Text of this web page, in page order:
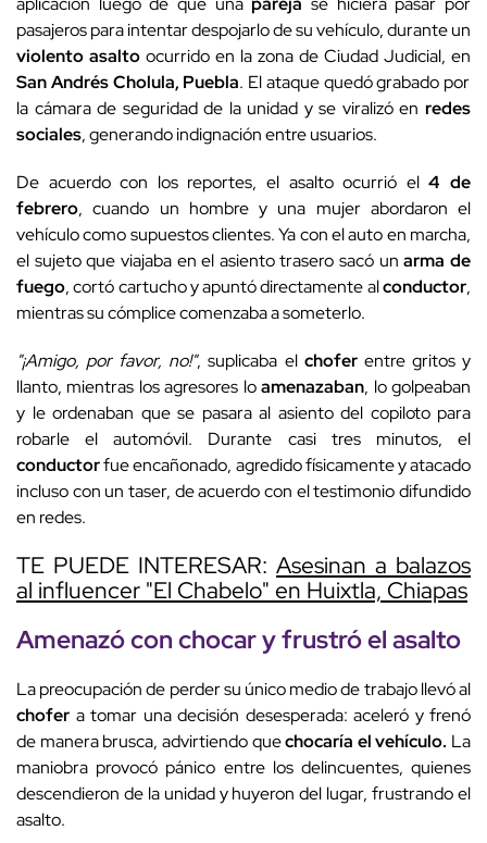
pasajeros para intentar despojarlo de su vehículo, durante un
violento asalto ocurrido en la zona de Ciudad Judicial, en
San Andrés Cholula, Puebla. El ataque quedó grabado por
la cámara de seguridad de la unidad y se viralizó en redes
sociales, generando indignación entre usuarios.
De acuerdo con los reportes, el asalto ocurrió el4 de
febrero, cuando un hombre y una mujer abordaron el
vehículo como supuestos clientes. Ya con el auto en marcha,
el sujeto que viajaba en el asiento trasero sacó unarma de
fuego, cortó cartucho y apuntó directamente alconductor,
mientras su cómplice comenzaba a someterlo.
"¡Amigo, por favor, no!", suplicaba el choferentre gritos y
llanto, mientras los agresores loamenazaban, lo golpeaban
y le ordenaban que se pasara al asiento del copiloto para
robarle el automóvil. Durante casi tres minutos, el
conductorfue encañonado, agredido físicamente y atacado
incluso con un taser, de acuerdo con el testimonio difundido
en redes.
TE PUEDE INTERESAR: Asesinan a balazos
al influencer "El Chabelo" en Huixtla, Chiapas
Amenazó con chocar yfrustró el asalto
La preocupación de perder su único medio de trabajo llevó al
chofer a tomar una decisión desesperada: aceleró y frenó
de manera brusca, advirtiendo quechocaría el vehículo. La
maniobra provocó pánico entre los delincuentes, quienes
descendieron de la unidad y huyeron del lugar, frustrando el
asalto.